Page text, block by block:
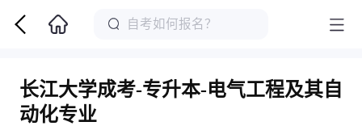
长江大学成考-专升本-电气工程及其自
动化专业